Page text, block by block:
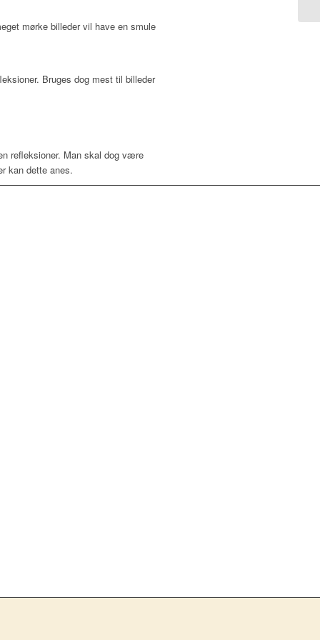
mørke billeder vil have en smule
Bruges dog mest til billeder
refleksioner. Man skal dog være
kan dette anes.